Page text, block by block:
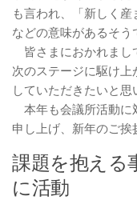
も言われ、「新しく産
などの意味があるそう
皆さまにおかれまし
次のステージに駆け
していただきたいと思
本年も会議所活動に
申し上げ、新年のご挨
課題を抱える
に活動